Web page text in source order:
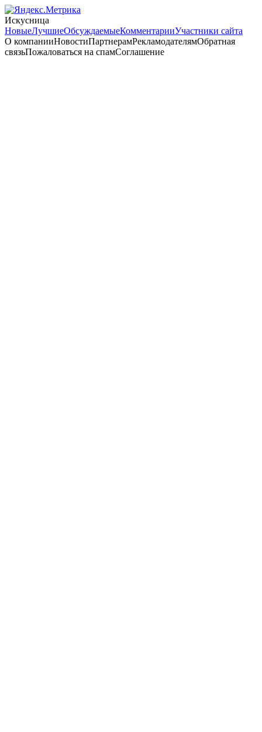
Искусница
НовыеЛучшиеОбсуждаемыеКомментарииУчастники сайта
О компанииНовостиПартнерамРекламодателямОбратная
связьПожаловаться на спамСоглашение